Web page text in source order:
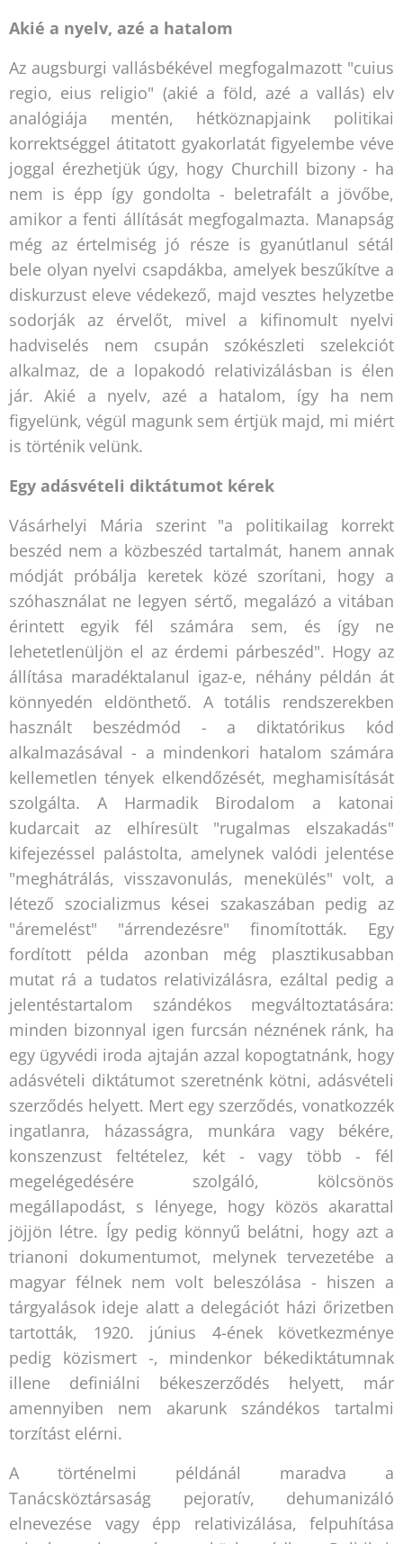
Akié a nyelv, azé a hatalom
Az augsburgi vallásbékével megfogalmazott "cuius
regio, eius religio" (akié a föld, azé a vallás) elv
analógiája mentén, hétköznapjaink politikai
korrektséggel átitatott gyakorlatát figyelembe véve
joggal érezhetjük úgy, hogy Churchill bizony - ha
nem is épp így gondolta - beletrafált a jövőbe,
amikor a fenti állítását megfogalmazta. Manapság
még az értelmiség jó része is gyanútlanul sétál
bele olyan nyelvi csapdákba, amelyek beszűkítve a
diskurzust eleve védekező, majd vesztes helyzetbe
sodorják az érvelőt, mivel a kifinomult nyelvi
hadviselés nem csupán szókészleti szelekciót
alkalmaz, de a lopakodó relativizálásban is élen
jár. Akié a nyelv, azé a hatalom, így ha nem
figyelünk, végül magunk sem értjük majd, mi miért
is történik velünk.
Egy adásvételi diktátumot kérek
Vásárhelyi Mária szerint "a politikailag korrekt
beszéd nem a közbeszéd tartalmát, hanem annak
módját próbálja keretek közé szorítani, hogy a
szóhasználat ne legyen sértő, megalázó a vitában
érintett egyik fél számára sem, és így ne
lehetetlenüljön el az érdemi párbeszéd". Hogy az
állítása maradéktalanul igaz-e, néhány példán át
könnyedén eldönthető. A totális rendszerekben
használt beszédmód - a diktatórikus kód
alkalmazásával - a mindenkori hatalom számára
kellemetlen tények elkendőzését, meghamisítását
szolgálta. A Harmadik Birodalom a katonai
kudarcait az elhíresült "rugalmas elszakadás"
kifejezéssel palástolta, amelynek valódi jelentése
"meghátrálás, visszavonulás, menekülés" volt, a
létező szocializmus kései szakaszában pedig az
"áremelést" "árrendezésre" finomították. Egy
fordított példa azonban még plasztikusabban
mutat rá a tudatos relativizálásra, ezáltal pedig a
jelentéstartalom szándékos megváltoztatására:
minden bizonnyal igen furcsán néznének ránk, ha
egy ügyvédi iroda ajtaján azzal kopogtatnánk, hogy
adásvételi diktátumot szeretnénk kötni, adásvételi
szerződés helyett. Mert egy szerződés, vonatkozzék
ingatlanra, házasságra, munkára vagy békére,
konszenzust feltételez, két - vagy több - fél
megelégedésére szolgáló, kölcsönös
megállapodást, s lényege, hogy közös akarattal
jöjjön létre. Így pedig könnyű belátni, hogy azt a
trianoni dokumentumot, melynek tervezetébe a
magyar félnek nem volt beleszólása - hiszen a
tárgyalások ideje alatt a delegációt házi őrizetben
tartották, 1920. június 4-ének következménye
pedig közismert -, mindenkor békediktátumnak
illene definiálni békeszerződés helyett, már
amennyiben nem akarunk szándékos tartalmi
torzítást elérni.
A történelmi példánál maradva a
Tanácsköztársaság pejoratív, dehumanizáló
elnevezése vagy épp relativizálása, felpuhítása